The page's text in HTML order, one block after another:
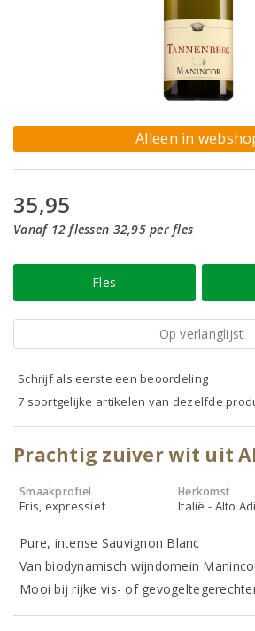
Alleen in
35,95
Vanaf 12 flessen 32,95 per fles
Fles
Op verlanglijst
Schrijf als eerste een beoordeling
7 soortgelijke artikelen van dezelfde
Prachtig zuiver wit uit
Smaakprofiel
Fris, expressief
Herkomst
Italië - Alto
Pure, intense Sauvignon Blanc
Van biodynamisch wijndomein
Mooi bij rijke vis- of